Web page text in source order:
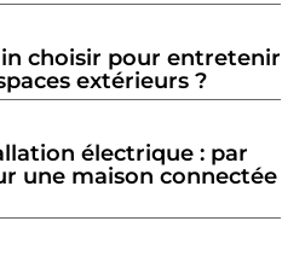
choisir pour entretenir
extérieurs ?
électrique : par
une maison connectée